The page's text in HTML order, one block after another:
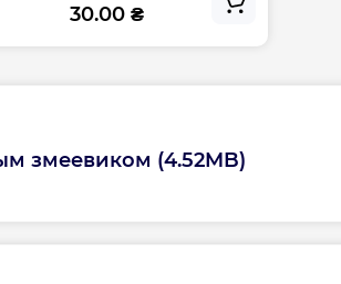
Тип нагрева
30.00 ₴
змеевиком (4.52MB)